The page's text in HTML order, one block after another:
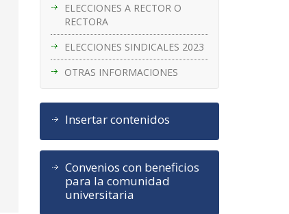
ELECCIONES A RECTOR O
RECTORA
ELECCIONES SINDICALES 2023
OTRAS INFORMACIONES
Insertar contenidos
Convenios con beneficios
para la comunidad
universitaria